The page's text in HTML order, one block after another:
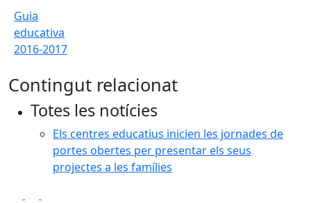
Guia
educativa
2016-2017
Contingut relacionat
Totes les notícies
Els centres educatius inicien les jornades de
portes obertes per presentar els seus
projectes a les famílies